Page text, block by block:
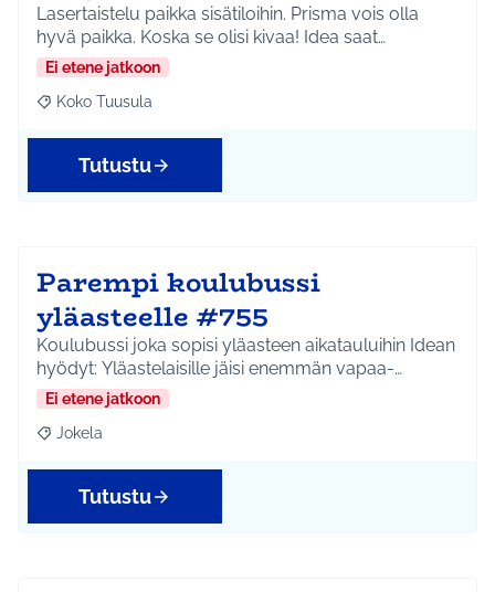
Lasertaistelu paikka sisätiloihin. Prisma vois olla
hyvä paikka. Koska se olisi kivaa! Idea saat…
Ei etene jatkoon
Rajaa tulokset aihepiirin mukaan: Koko Tuusula
Koko Tuusula
Tutustu
Parempi koulubussi
yläasteelle #755
Koulubussi joka sopisi yläasteen aikatauluihin Idean
hyödyt: Yläastelaisille jäisi enemmän vapaa-…
Ei etene jatkoon
Rajaa tulokset aihepiirin mukaan: Jokela
Jokela
Tutustu